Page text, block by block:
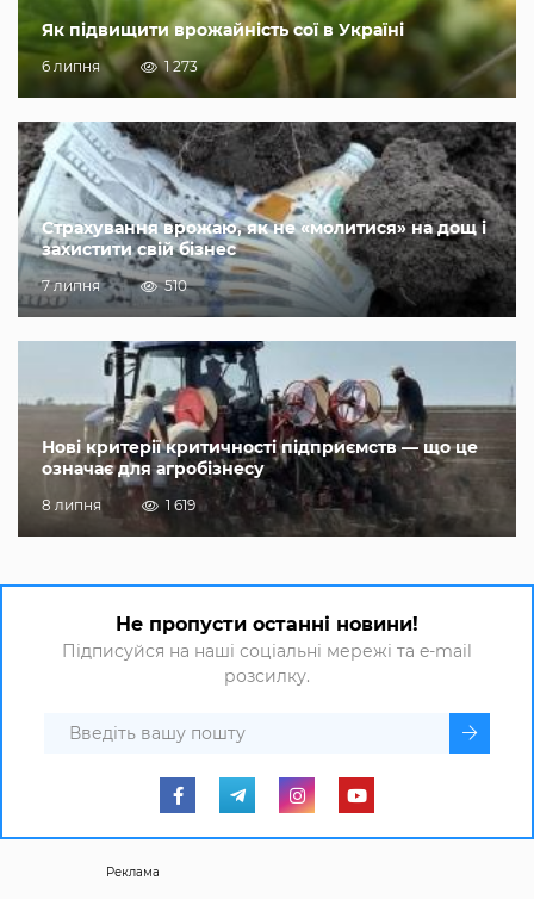
Як підвищити врожайність сої в Україні
6 липня 1 273
Страхування врожаю, як не «молитися» на дощ і
захистити свій бізнес
7 липня 510
Нові критерії критичності підприємств — що це
означає для агробізнесу
8 липня 1 619
Не пропусти останні новини!
Підписуйся на наші соціальні мережі та e-mail
розсилку.
Реклама